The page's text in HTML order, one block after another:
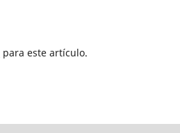
para este artículo.